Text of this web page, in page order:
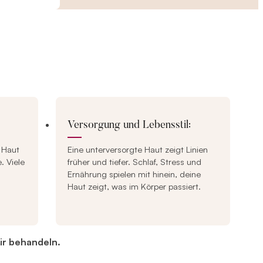
Viele
Versorgung und Lebensstil:
Eine unterversorgte Haut zeigt Linien
früher und tiefer. Schlaf, Stress und
Ernährung spielen mit hinein, deine
Haut zeigt, was im Körper passiert.
behandeln.